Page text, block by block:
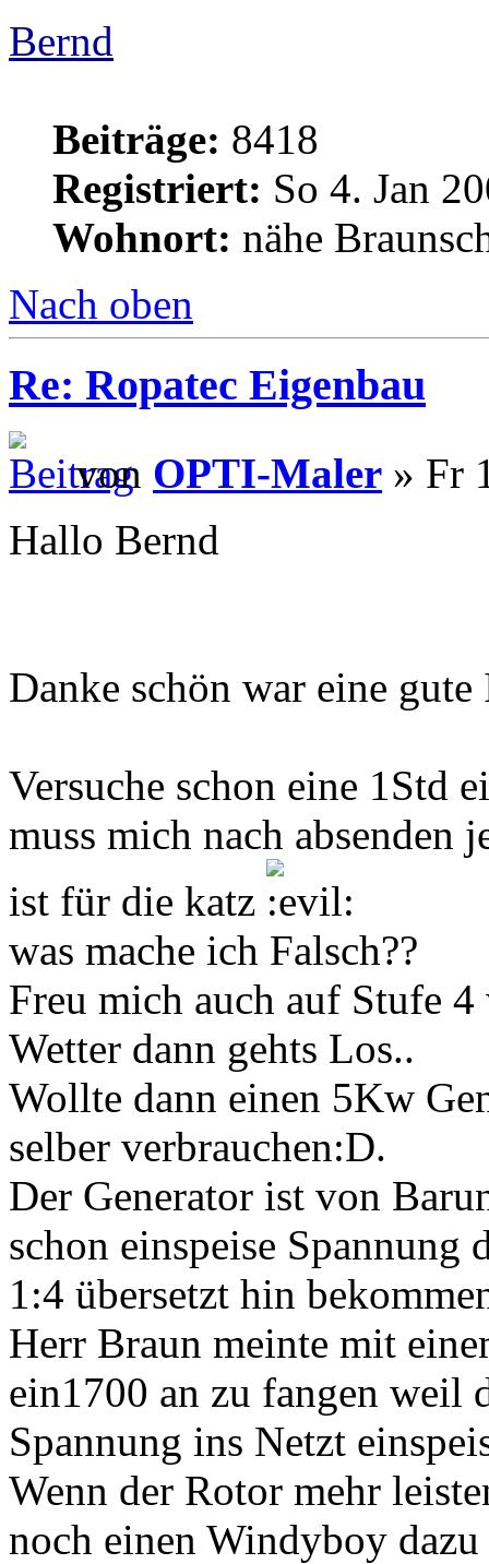
Bernd
Beiträge: 8418
Registriert: So 4. Jan
Wohnort: nähe
Nach oben
Re: Ropatec Eigenbau
von OPTI-Maler » Fr
Hallo Bernd
Danke schön war eine
Versuche schon eine 1Std
muss mich nach absenden
ist für die katz
was mache ich Falsch??
Freu mich auch auf Stufe
Wetter dann gehts Los..
Wollte dann einen 5Kw
selber verbrauchen:D.
Der Generator ist von
schon einspeise
1:4 übersetzt hin
Herr Braun meinte mit
ein1700 an zu fangen weil
Spannung ins Netzt
Wenn der Rotor mehr
noch einen Windyboy dazu